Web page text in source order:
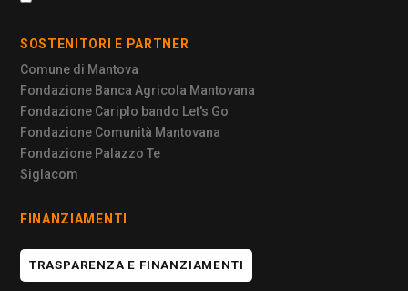
SOSTENITORI E PARTNER
Comune di Mantova
Fondazione Banca Agricola Mantovana
Fondazione Cariplo bando Let's Go
Fondazione Comunità Mantovana
Fondazione Palazzo Te
Siglacom
FINANZIAMENTI
TRASPARENZA E FINANZIAMENTI